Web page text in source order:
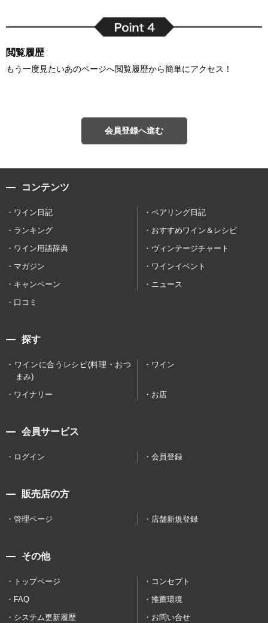
閲覧履歴
もう一度見たいあのページへ閲覧履歴から簡単にアクセス！
会員登録へ進む
コンテンツ
ワイン日記
ペアリング日記
ランキング
おすすめワイン＆レシピ
ワイン用語辞典
ヴィンテージチャート
マガジン
ワインイベント
キャンペーン
ニュース
口コミ
探す
ワインに合うレシピ(料理・おつ
まみ)
ワイン
ワイナリー お店
会員サービス
ログイン 会員登録
販売店の方
管理ページ 店舗新規登録
その他
トップページ
コンセプト
FAQ
推薦環境
システム更新履歴
お問い合せ